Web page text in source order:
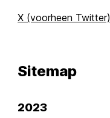
X (voorheen Twitter)
Sitemap
2023